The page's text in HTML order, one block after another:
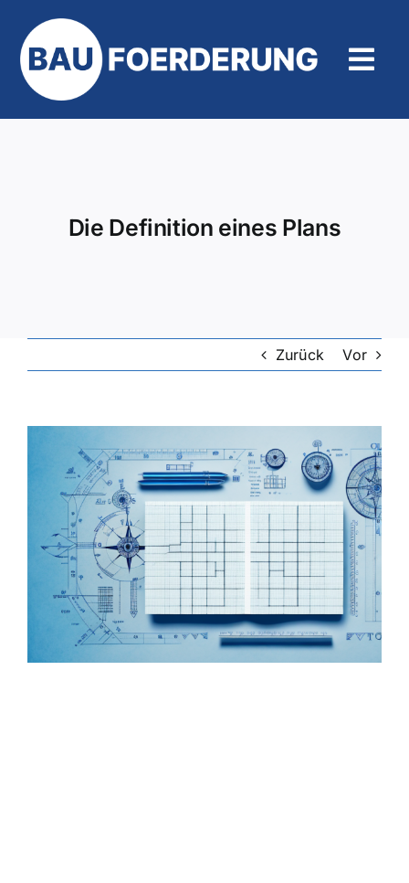
Inhalt
springen
Die Definition eines Plans
Zurück Vor
grösseres